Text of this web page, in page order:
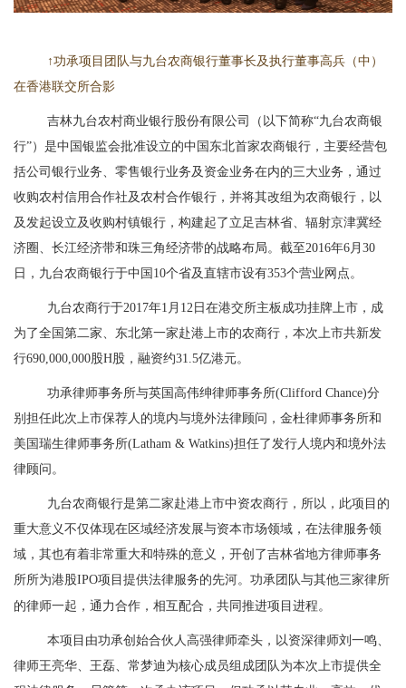
↑功承项目团队与九台农商银行董事长及执行董事高兵（中）
在香港联交所合影
吉林九台农村商业银行股份有限公司（以下简称“九台农商银
行”）是中国银监会批准设立的中国东北首家农商银行，主要经营包
括公司银行业务、零售银行业务及资金业务在内的三大业务，通过
收购农村信用合作社及农村合作银行，并将其改组为农商银行，以
及发起设立及收购村镇银行，构建起了立足吉林省、辐射京津冀经
济圈、长江经济带和珠三角经济带的战略布局。截至2016年6月30
日，九台农商银行于中国10个省及直辖市设有353个营业网点。
九台农商行于2017年1月12日在港交所主板成功挂牌上市， 成
为了全国第二家、东北第一家赴港上市的农商行 ，本次上市共新发
行690 000 ,000股H股， 融资约31.5亿港元。
功承律师事务所与英国高伟绅律师事务所(Clifford Chance)分
别担任此次上市保荐人的境内与境外法律顾问，金杜律师事务所和
美国瑞生律师事务所(Latham & Watkins)担任了发行人境内和境外法
律顾问。
九台农商银行是第二家赴港上市中资农商行，所以，此项目的
重大意义不仅体现在区域经济发展与资本市场领域，在法律服务领
域，其也有着非常重大和特殊的意义，开创了吉林省地方律师事务
所所为港股IPO项目提供法律服务的先河。功承团队与其他三家律所
的律师一起，通力合作，相互配合，共同推进项目进程。
本项目由功承创始合伙人高强律师牵头，以资深律师刘一鸣、
律师王亮华、王磊、常梦迪为核心成员组成团队为本次上市提供全